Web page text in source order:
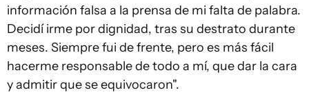
información falsa a la prensa de mi falta de palabra.
Decidí irme por dignidad, tras su destrato durante
meses. Siempre fui de frente, pero es más fácil
hacerme responsable de todo a mí, que dar la cara
y admitir que se equivocaron".